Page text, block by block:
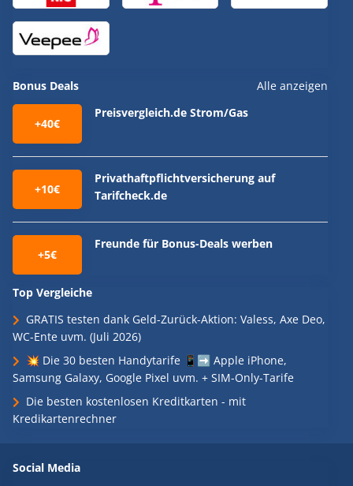
Bonus Deals Alle anzeigen
+40€
Preisvergleich.de Strom/Gas
+10€
Privathaftpflichtversicherung auf
Tarifcheck.de
+5€
Freunde für Bonus-Deals werben
Top Vergleiche
GRATIS testen dank Geld-Zurück-Aktion: Valess, Axe Deo,
WC-Ente uvm. (Juli 2026)
💥 Die 30 besten Handytarife 📱➡️ Apple iPhone,
Samsung Galaxy, Google Pixel uvm. + SIM-Only-Tarife
Die besten kostenlosen Kreditkarten - mit
Kredikartenrechner
Social Media